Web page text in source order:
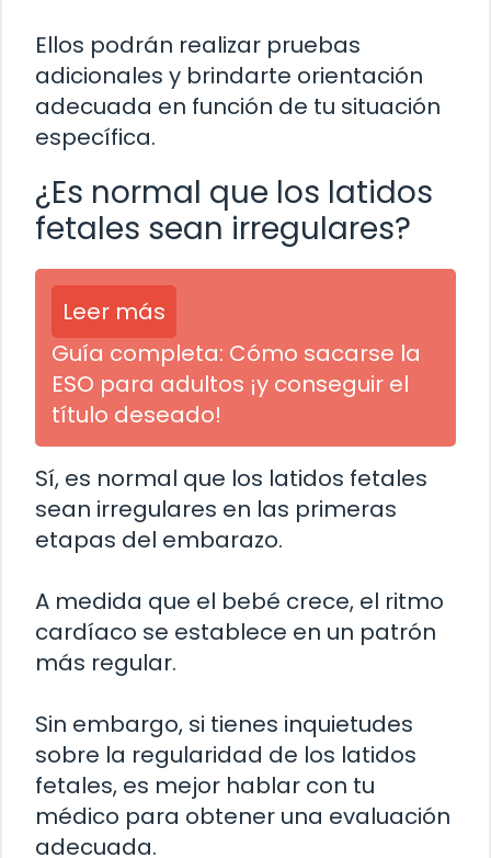
Ellos podrán realizar pruebas
adicionales y brindarte orientación
adecuada en función de tu situación
específica.
¿Es normal que los latidos
fetales sean irregulares?
Leer más
Guía completa: Cómo sacarse la
ESO para adultos ¡y conseguir el
título deseado!
Sí, es normal que los latidos fetales
sean irregulares en las primeras
etapas del embarazo.
A medida que el bebé crece, el ritmo
cardíaco se establece en un patrón
más regular.
Sin embargo, si tienes inquietudes
sobre la regularidad de los latidos
fetales, es mejor hablar con tu
médico para obtener una evaluación
adecuada.